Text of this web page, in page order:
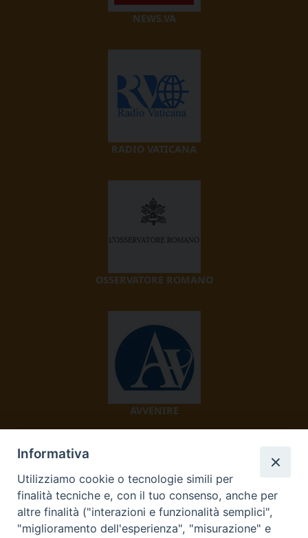
NEWS.VA
RADIO VATICANA
OSSERVATORE ROMANO
AVVENIRE
Informativa
Utilizziamo cookie o tecnologie simili per
finalità tecniche e, con il tuo consenso, anche per
altre finalità ("interazioni e funzionalità semplici",
"miglioramento dell'esperienza", "misurazione" e